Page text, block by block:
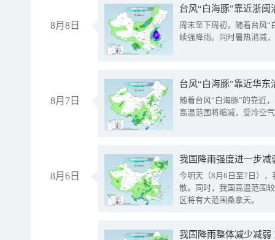
8月8日
台风“白海豚”靠近浙
周末至下周初，随着台风“
续强降雨。同时暑热消减
8月7日
台风“白海豚”靠近华
随着台风“白海豚”的靠近
高温范围将缩减，受冷空
8月6日
今明天（8月6日至7日）
散。同时，我国高温范围
区将有大范围桑拿天。
我国降雨整体减少减弱